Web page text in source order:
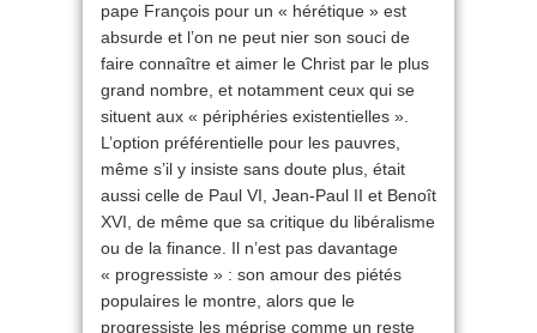
pape François pour un « hérétique » est
absurde et l’on ne peut nier son souci de
faire connaître et aimer le Christ par le plus
grand nombre, et notamment ceux qui se
situent aux « périphéries existentielles ».
L’option préférentielle pour les pauvres,
même s’il y insiste sans doute plus, était
aussi celle de Paul VI, Jean-Paul II et Benoît
XVI, de même que sa critique du libéralisme
ou de la finance. Il n’est pas davantage
« progressiste » : son amour des piétés
populaires le montre, alors que le
progressiste les méprise comme un reste